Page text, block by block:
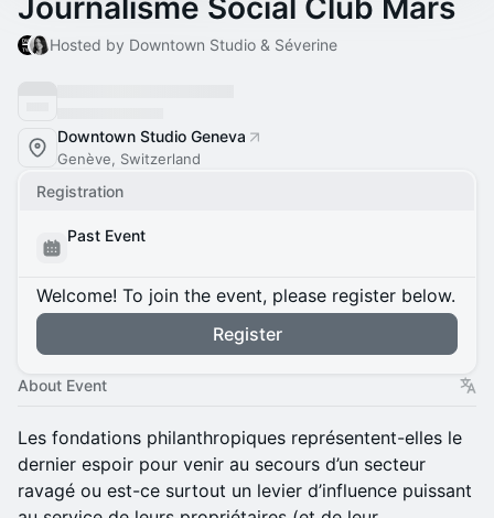
Journalisme Social Club Mars
Hosted by Downtown Studio & Séverine
Downtown Studio Geneva
Genève, Switzerland
Registration
Past Event
Welcome! To join the event, please register below.
Register
About Event
Les fondations philanthropiques représentent-elles le
dernier espoir pour venir au secours d’un secteur
ravagé ou est-ce surtout un levier d’influence puissant